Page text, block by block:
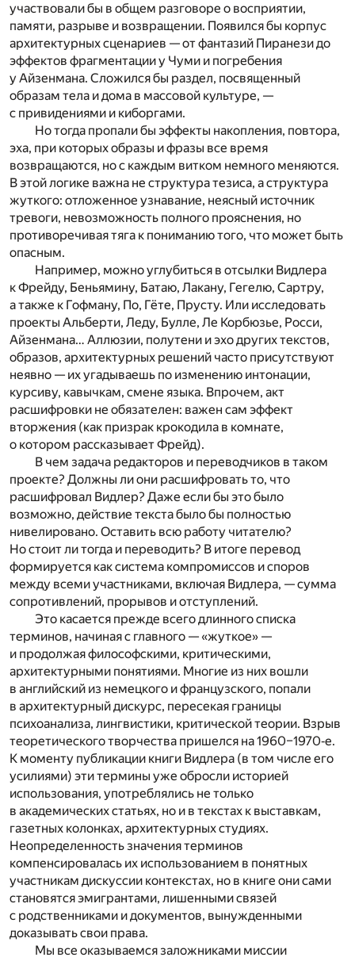
участвовали бы в общем разговоре о восприятии,
памяти, разрыве и возвращении. Появился бы корпус
архитектурных сценариев — от фантазий Пиранези до
эффектов фрагментации у Чуми и погребения
у Айзенмана. Сложился бы раздел, посвященный
образам тела и дома в массовой культуре, —
с привидениями и киборгами.
Но тогда пропали бы эффекты накопления, повтора,
эха, при которых образы и фразы все время
возвращаются, но с каждым витком немного меняются.
В этой логике важна не структура тезиса, а структура
жуткого: отложенное узнавание, неясный источник
тревоги, невозможность полного прояснения, но
противоречивая тяга к пониманию того, что может быть
опасным.
Например, можно углубиться в отсылки Видлера
к Фрейду, Беньямину, Батаю, Лакану, Гегелю, Сартру,
а также к Гофману, По, Гёте, Прусту. Или исследовать
проекты Альберти, Леду, Булле, Ле Корбюзье, Росси,
Айзенмана… Аллюзии, полутени и эхо других текстов,
образов, архитектурных решений часто присутствуют
неявно — их угадываешь по изменению интонации,
курсиву, кавычкам, смене языка. Впрочем, акт
расшифровки не обязателен: важен сам эффект
вторжения (как призрак крокодила в комнате,
о котором рассказывает Фрейд).
В чем задача редакторов и переводчиков в таком
проекте? Должны ли они расшифровать то, что
расшифровал Видлер? Даже если бы это было
возможно, действие текста было бы полностью
нивелировано. Оставить всю работу читателю?
Но стоит ли тогда и переводить? В итоге перевод
формируется как система компромиссов и споров
между всеми участниками, включая Видлера, — сумма
сопротивлений, прорывов и отступлений.
Это касается прежде всего длинного списка
терминов, начиная с главного — «жуткое» —
и продолжая философскими, критическими,
архитектурными понятиями. Многие из них вошли
в английский из немецкого и французского, попали
в архитектурный дискурс, пересекая границы
психоанализа, лингвистики, критической теории. Взрыв
теоретического творчества пришелся на 1960–1970‑е.
К моменту публикации книги Видлера (в том числе его
усилиями) эти термины уже обросли историей
использования, употреблялись не только
в академических статьях, но и в текстах к выставкам,
газетных колонках, архитектурных студиях.
Неопределенность значения терминов
компенсировалась их использованием в понятных
участникам дискуссии контекстах, но в книге они сами
становятся эмигрантами, лишенными связей
с родственниками и документов, вынужденными
доказывать свои права.
Мы все оказываемся заложниками миссии